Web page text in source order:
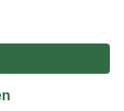
hier